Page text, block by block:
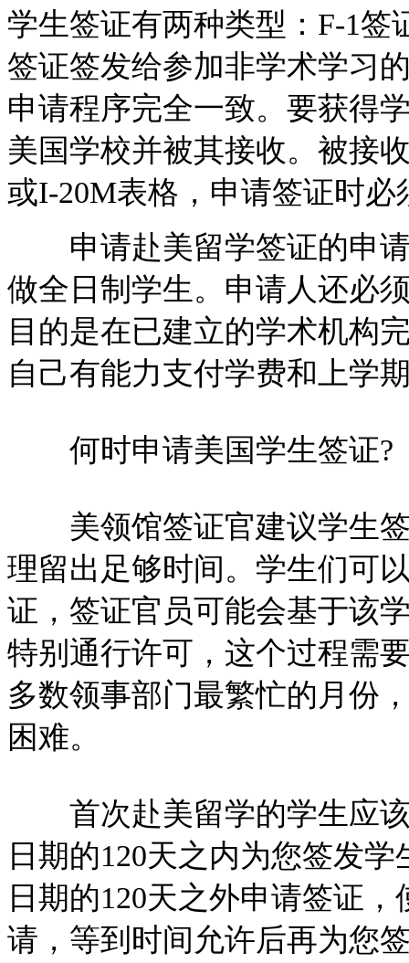
学生签证有两种类型：F-1
签证签发给参加非学术学习
申请程序完全一致。要获得
美国学校并被其接收。被接
或I-20M表格，申请签证时必
申请赴美留学签证的申请
做全日制学生。申请人还必
目的是在已建立的学术机构
自己有能力支付学费和上学
何时申请美国学生签证?
美领馆签证官建议学生签
理留出足够时间。学生们可
证，签证官员可能会基于该
特别通行许可，这个过程需
多数领事部门最繁忙的月份
困难。
首次赴美留学的学生应该
日期的120天之内为您签发
日期的120天之外申请签证
请，等到时间允许后再为您